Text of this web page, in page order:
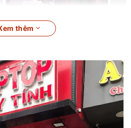
thêm